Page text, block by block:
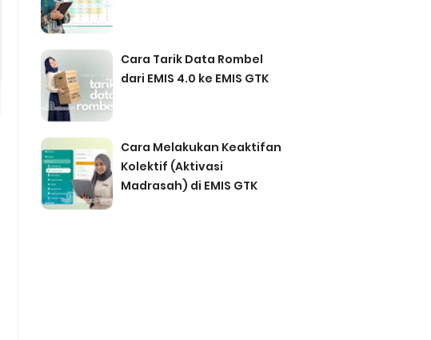
Cara Tarik Data Rombel
dari EMIS 4.0 ke EMIS GTK
Cara Melakukan Keaktifan
Kolektif (Aktivasi
Madrasah) di EMIS GTK